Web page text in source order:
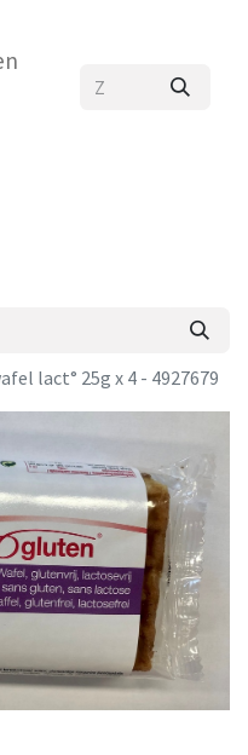
lact° 25g x 4 - 4927679